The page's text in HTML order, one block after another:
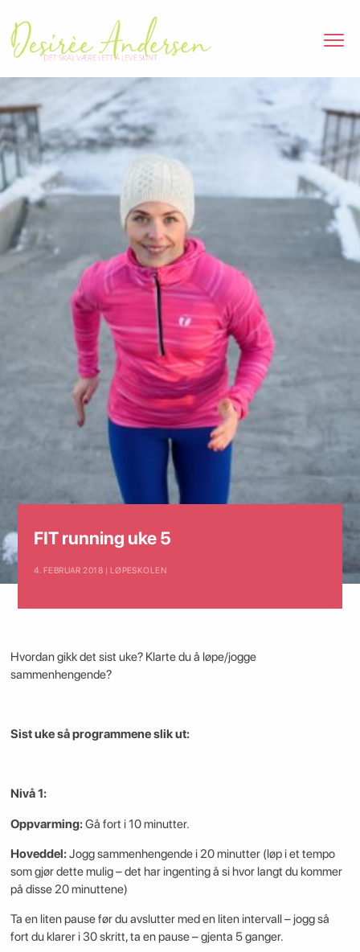
FIT running uke 5
4. FEBRUAR 2018 | LØPESKOLEN
Hvordan gikk det sist uke? Klarte du å løpe/jogge
sammenhengende?
Sist uke så programmene slik ut:
Nivå 1:
Oppvarming:Gå fort i 10 minutter.
Hoveddel:Jogg sammenhengende i 20 minutter (løp i et tempo
som gjør dette mulig – det har ingenting å si hvor langt du kommer
på disse 20 minuttene)
Ta en liten pause før du avslutter med en liten intervall – jogg så
fort du klarer i 30 skritt, ta en pause – gjenta 5 ganger.